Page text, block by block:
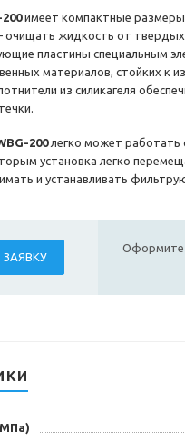
имеет компактные
очищать жидкость от
пластины специальным
материалов, стойких к
из силикагеля
200легко может работать
установка легко
и устанавливать
Оформите